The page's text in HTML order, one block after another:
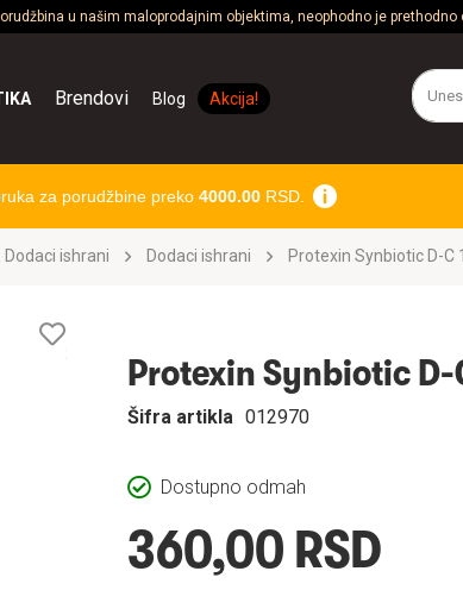
u našim maloprodajnim objektima, neophodno je
Brendovi Blog Akcija!
za porudžbine preko 4000.00RSD.
Dodaci ishrani Dodaci ishrani Protexin Synbiotic D-C
želja
Protexin Synbiotic D-
Dostupno odmah
Šifra artikla 012970
360,00 RSD